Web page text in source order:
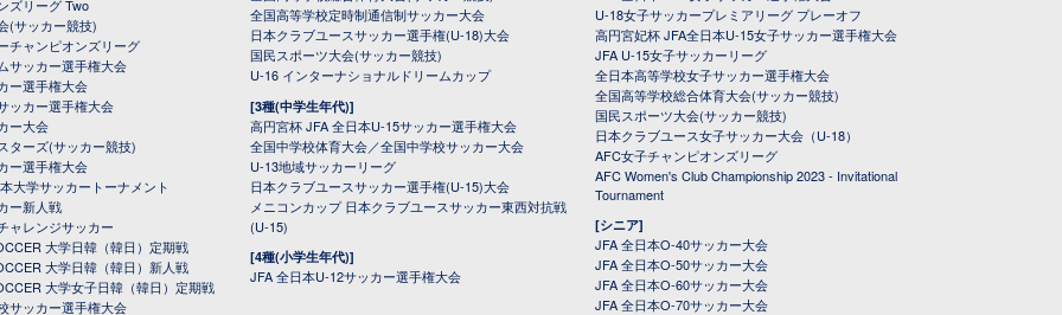
ズリーグ Two
(サッカー競技)
チャンピオンズリーグ
サッカー選手権大会
ー選手権大会
ッカー選手権大会
ー大会
ターズ(サッカー競技)
ー選手権大会
大学サッカートーナメント
ー新人戦
ャレンジサッカー
大学日韓（韓日）定期戦
大学日韓（韓日）新人戦
大学女子日韓（韓日）定期戦
サッカー選手権大会
全国高等学校定時制通信制サッカー大会
日本クラブユースサッカー選手権(U-18)大会
国民スポーツ大会(サッカー競技)
U-16 インターナショナルドリームカップ
[3種(中学生年代)]
高円宮杯 JFA 全日本U-15サッカー選手権大会
全国中学校体育大会／全国中学校サッカー大会
U-13地域サッカーリーグ
日本クラブユースサッカー選手権(U-15)大会
メニコンカップ 日本クラブユースサッカー東西対抗戦
(U-15)
[4種(小学生年代)]
JFA 全日本U-12サッカー選手権大会
U-18女子サッカープレミアリーグ プレーオフ
高円宮妃杯 JFA全日本U-15女子サッカー選手権大会
JFA U-15女子サッカーリーグ
全日本高等学校女子サッカー選手権大会
全国高等学校総合体育大会(サッカー競技)
国民スポーツ大会(サッカー競技)
日本クラブユース女子サッカー大会（U-18）
AFC女子チャンピオンズリーグ
AFC Women's Club Championship 2023 - Invitational
Tournament
[シニア]
JFA 全日本O-40サッカー大会
JFA 全日本O-50サッカー大会
JFA 全日本O-60サッカー大会
JFA 全日本O-70サッカー大会